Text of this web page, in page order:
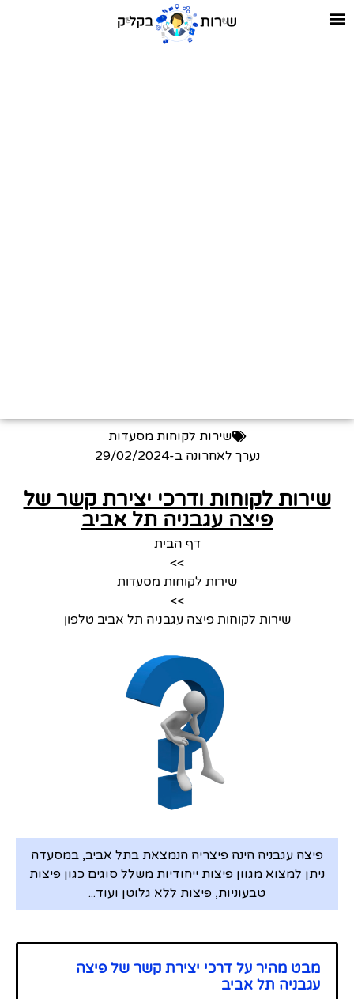
שירות לקוחות מסעדות
נערך לאחרונה ב-29/02/2024
שירות לקוחות ודרכי יצירת קשר של
פיצה עגבניה תל אביב
דף הבית
>>
שירות לקוחות מסעדות
>>
שירות לקוחות פיצה עגבניה תל אביב טלפון
פיצה עגבניה הינה פיצריה הנמצאת בתל אביב, במסעדה
ניתן למצוא מגוון פיצות ייחודיות משלל סוגים כגון פיצות
טבעוניות, פיצות ללא גלוטן ועוד...
מבט מהיר על דרכי יצירת קשר של פיצה
עגבניה תל אביב